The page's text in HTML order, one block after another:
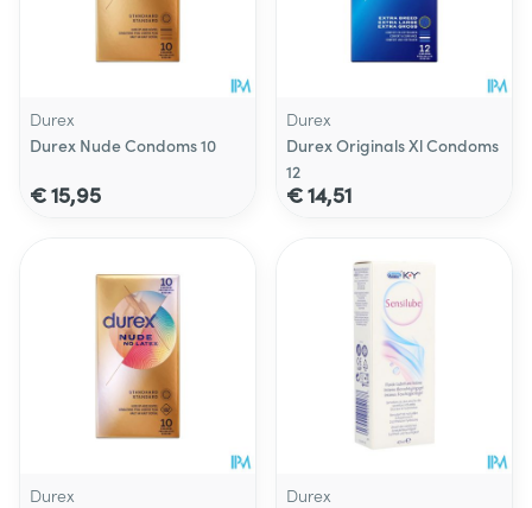
Durex
Durex Nude Condoms 10
€ 15,95
Durex
Durex Originals Xl Condoms
12
€ 14,51
Durex
Durex